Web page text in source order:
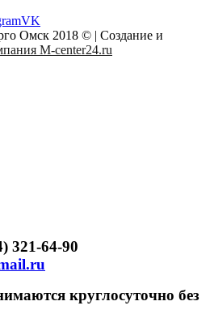
VK
Омск 2018 © | Создание и
M-center24.ru
321-64-90
круглосуточно без